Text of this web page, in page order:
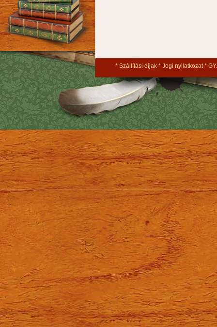
Szállítási díjak Jogi nyilatkozat